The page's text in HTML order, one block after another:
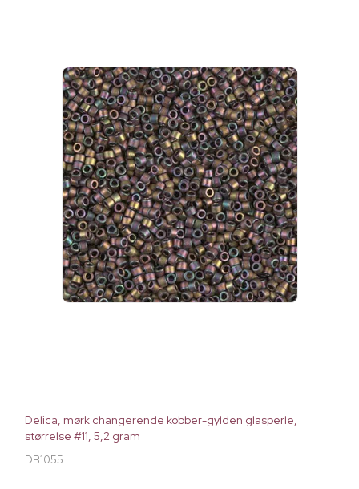
Delica, mørk changerende kobber-gylden glasperle,
størrelse #11, 5,2 gram
DB1055